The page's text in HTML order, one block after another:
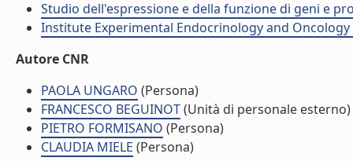
Studio dell'espressione e della funzione di geni e
Institute Experimental Endocrinology and Oncology
Autore CNR
PAOLA UNGARO (Persona)
FRANCESCO BEGUINOT(Unità di personale esterno)
PIETRO FORMISANO (Persona)
CLAUDIA MIELE (Persona)